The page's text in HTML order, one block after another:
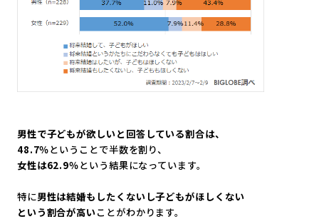
男性で子どもが欲しいと回答している割合は、
48.7％ということで半数を割り、
女性は62.9％という結果になっています。
特に男性は結婚もしたくないし子どもがほしくない
という割合が高いことがわかります。